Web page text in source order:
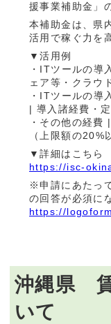
援事業補助金」
本補助金は、県
活用で稼ぐ力を
▼活用例
・ITツールの導
ェア等・クラウ
・ITツールの導
| 導入諸経費・
・その他の経費
（上限額の20%
▼詳細はこちら
https://isc-
※申請にあたっ
の回答が必須に
https://
沖縄県
いて